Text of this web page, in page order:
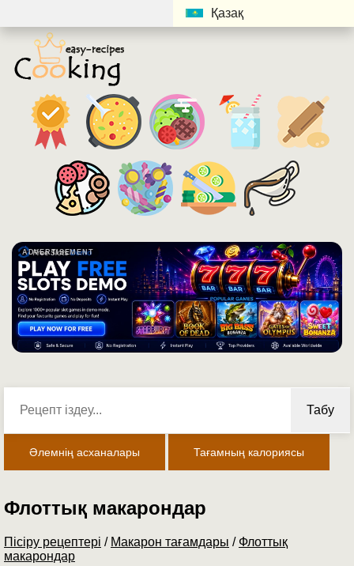
Қазақ
ADVERTISEMENT
Табу
Әлемнің асханалары Тағамның калориясы
Флоттық макарондар
Пісіру рецептері / Макарон тағамдары / Флоттық
макарондар